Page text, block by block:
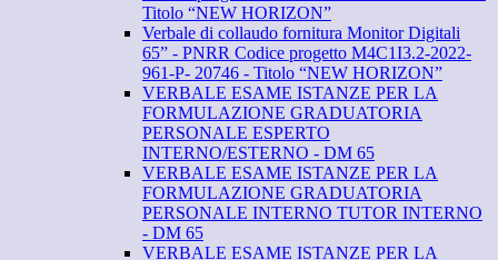
Titolo “NEW HORIZON”
Verbale di collaudo fornitura Monitor Digitali
65” - PNRR Codice progetto M4C1I3.2-2022-
961-P- 20746 - Titolo “NEW HORIZON”
VERBALE ESAME ISTANZE PER LA
FORMULAZIONE GRADUATORIA
PERSONALE ESPERTO
INTERNO/ESTERNO - DM 65
VERBALE ESAME ISTANZE PER LA
FORMULAZIONE GRADUATORIA
PERSONALE INTERNO TUTOR INTERNO
- DM 65
VERBALE ESAME ISTANZE PER LA